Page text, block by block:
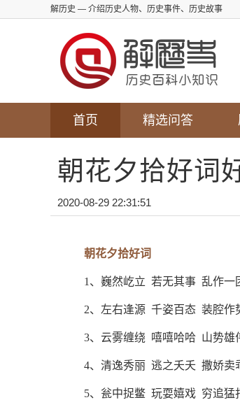
解历史 — 介绍历史人物、历史事件、历史故事
首页 精选问答
朝花夕拾好词
2020-08-29 22:31:51
朝花夕拾好词
1、巍然屹立 若无其事 乱作
2、左右逢源 千姿百态 装腔
3、云雾缠绕 嘻嘻哈哈 山势
4、清逸秀丽 逃之夭夭 撒娇
5、瓮中捉鳖 玩耍嬉戏 穷追